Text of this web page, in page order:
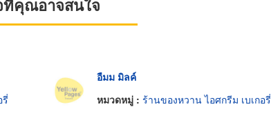
ที่คุณอาจสนใจ
อืมม มิลค์
หมวดหมู่ : ร้านของหวาน ไอศกรีม เบเกอรี่